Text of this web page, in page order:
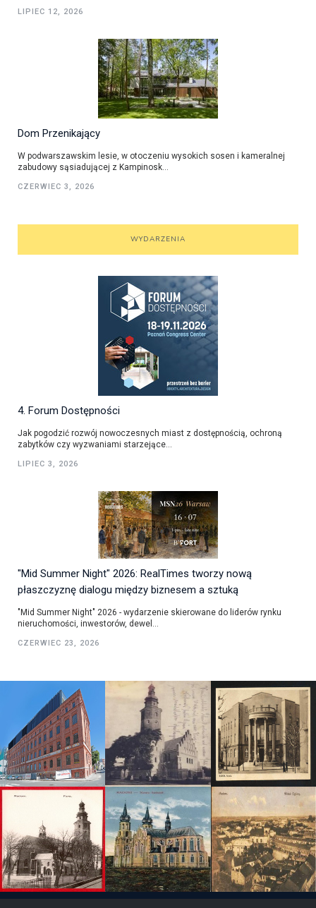
LIPIEC 12, 2026
Dom Przenikający
W podwarszawskim lesie, w otoczeniu wysokich sosen i kameralnej
zabudowy sąsiadującej z Kampinosk...
CZERWIEC 3, 2026
WYDARZENIA
4. Forum Dostępności
Jak pogodzić rozwój nowoczesnych miast z dostępnością, ochroną
zabytków czy wyzwaniami starzejące...
LIPIEC 3, 2026
"Mid Summer Night" 2026: RealTimes tworzy nową
płaszczyznę dialogu między biznesem a sztuką
"Mid Summer Night" 2026 - wydarzenie skierowane do liderów rynku
nieruchomości, inwestorów, dewel...
CZERWIEC 23, 2026